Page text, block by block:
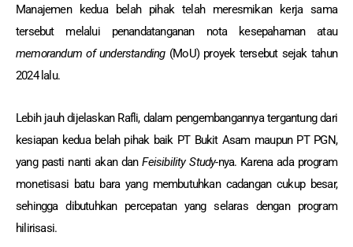
Manajemen kedua belah pihak telah meresmikan kerja sama
tersebut melalui penandatanganan nota kesepahaman atau
memorandum of understanding(MoU) proyek tersebut sejak tahun
2024 lalu.
Lebih jauh dijelaskan Rafli, dalam pengembangannya tergantung dari
kesiapan kedua belah pihak baik PT Bukit Asam maupun PT PGN,
yang pasti nanti akan danFeisibility Study-nya. Karena ada program
monetisasi batu bara yang membutuhkan cadangan cukup besar,
sehingga dibutuhkan percepatan yang selaras dengan program
hilirisasi.